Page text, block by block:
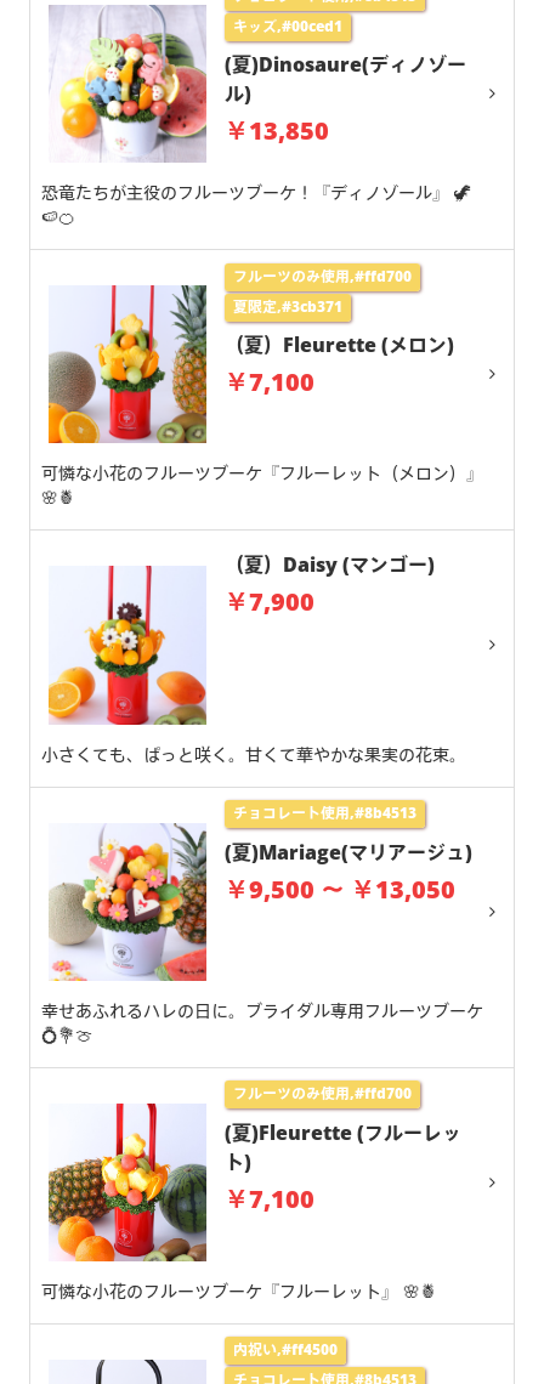
キッズ,#00ced1
(夏)Dinosaure(ディノゾー
ル)
￥13,850
恐竜たちが主役のフルーツブーケ！『ディノゾール』 🦖
🍉🍊
フルーツのみ使用,#ffd700
夏限定,#3cb371
（夏）Fleurette (メロン)
￥7,100
可憐な小花のフルーツブーケ『フルーレット（メロン）』
🌸🍍
（夏）Daisy (マンゴー)
￥7,900
小さくても、ぱっと咲く。甘くて華やかな果実の花束。
チョコレート使用,#8b4513
(夏)Mariage(マリアージュ)
￥9,500 ～ ￥13,050
幸せあふれるハレの日に。ブライダル専用フルーツブーケ
💍💐🍈
フルーツのみ使用,#ffd700
(夏)Fleurette (フルーレッ
ト)
￥7,100
可憐な小花のフルーツブーケ『フルーレット』 🌸🍍
内祝い,#ff4500